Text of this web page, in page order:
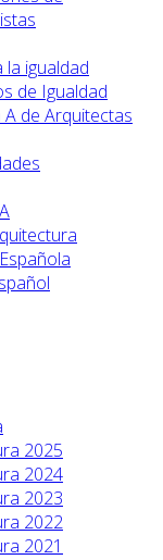
igualdad
de Igualdad
de Arquitectas
2025
2024
2023
2022
2021